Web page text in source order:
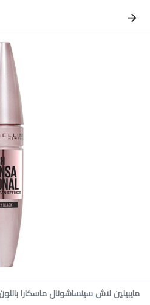
مايبيلين لاش سينساشونال ماسكارا باللون